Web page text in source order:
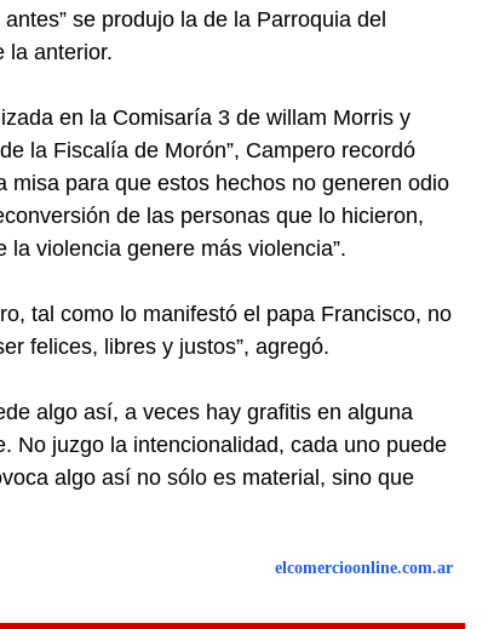
se produjo la de la Parroquia del
la anterior.
en la Comisaría 3 de willam Morris y
la Fiscalía de Morón”, Campero recordó
misa para que estos hechos no generen odio
de las personas que lo hicieron,
violencia genere más violencia”.
tal como lo manifestó el papa Francisco, no
felices, libres y justos”, agregó.
algo así, a veces hay grafitis en alguna
No juzgo la intencionalidad, cada uno puede
algo así no sólo es material, sino que
elcomercioonline.com.ar